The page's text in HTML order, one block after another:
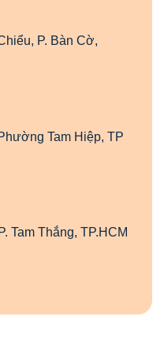
P. Bàn Cờ,
Tam Hiệp, TP
Tam Thắng, TP.HCM